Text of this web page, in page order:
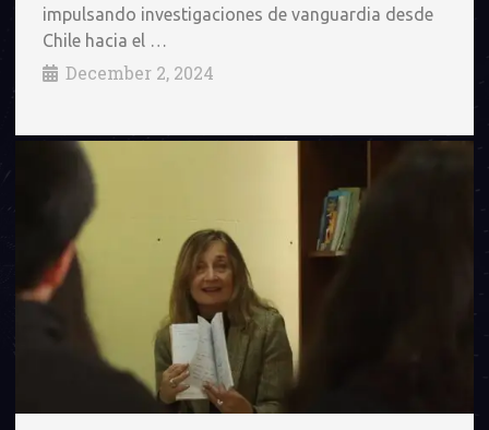
impulsando investigaciones de vanguardia desde
Chile hacia el …
December 2, 2024